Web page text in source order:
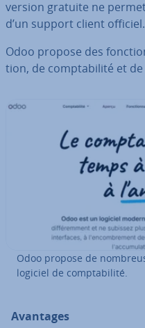
version gratuite ne
d’un support client officiel.
Odoo propose des
tion, de comp­ta­bi­lité et
Odoo propose de
logiciel de comp­ta­bi­lité.
Avantages